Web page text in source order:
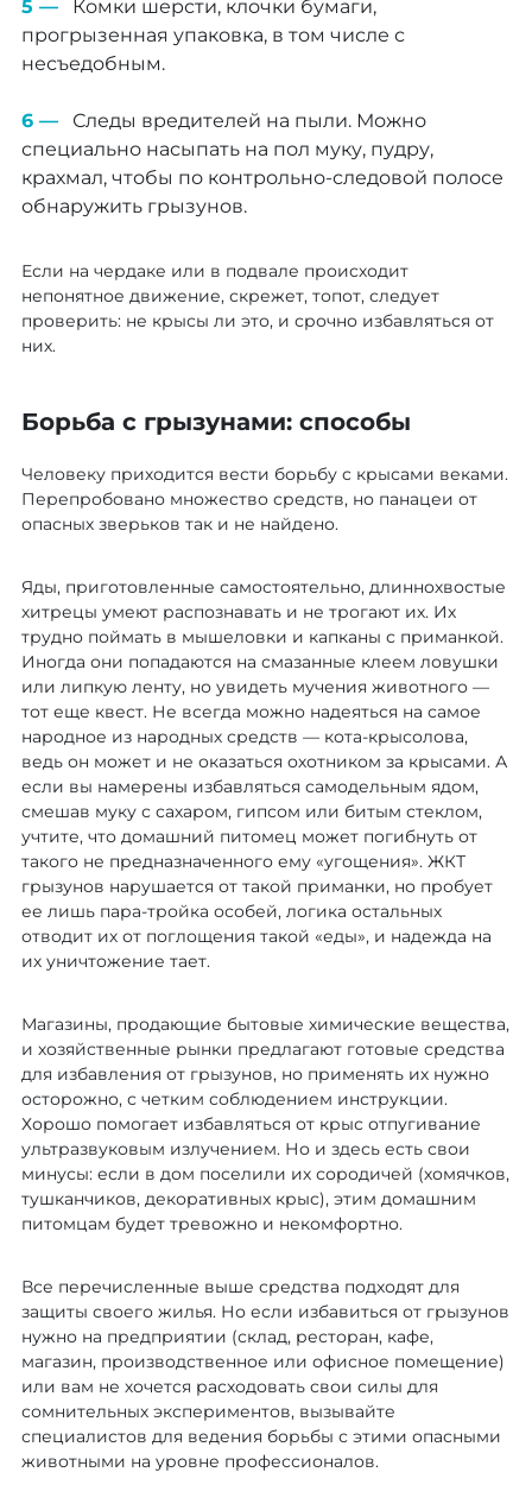
Комки шерсти, клочки бумаги,
прогрызенная упаковка, в том числе с
несъедобным.
Следы вредителей на пыли. Можно
специально насыпать на пол муку, пудру,
крахмал, чтобы по контрольно-следовой полосе
обнаружить грызунов.
Если на чердаке или в подвале происходит
непонятное движение, скрежет, топот, следует
проверить: не крысы ли это, и срочно избавляться от
них.
Борьба с грызунами: способы
Человеку приходится вести борьбу с крысами веками.
Перепробовано множество средств, но панацеи от
опасных зверьков так и не найдено.
Яды, приготовленные самостоятельно, длиннохвостые
хитрецы умеют распознавать и не трогают их. Их
трудно поймать в мышеловки и капканы с приманкой.
Иногда они попадаются на смазанные клеем ловушки
или липкую ленту, но увидеть мучения животного —
тот еще квест. Не всегда можно надеяться на самое
народное из народных средств — кота-крысолова,
ведь он может и не оказаться охотником за крысами. А
если вы намерены избавляться самодельным ядом,
смешав муку с сахаром, гипсом или битым стеклом,
учтите, что домашний питомец может погибнуть от
такого не предназначенного ему «угощения». ЖКТ
грызунов нарушается от такой приманки, но пробует
ее лишь пара-тройка особей, логика остальных
отводит их от поглощения такой «еды», и надежда на
их уничтожение тает.
Магазины, продающие бытовые химические вещества,
и хозяйственные рынки предлагают готовые средства
для избавления от грызунов, но применять их нужно
осторожно, с четким соблюдением инструкции.
Хорошо помогает избавляться от крыс отпугивание
ультразвуковым излучением. Но и здесь есть свои
минусы: если в дом поселили их сородичей (хомячков,
тушканчиков, декоративных крыс), этим домашним
питомцам будет тревожно и некомфортно.
Все перечисленные выше средства подходят для
защиты своего жилья. Но если избавиться от грызунов
нужно на предприятии (склад, ресторан, кафе,
магазин, производственное или офисное помещение)
или вам не хочется расходовать свои силы для
сомнительных экспериментов, вызывайте
специалистов для ведения борьбы с этими опасными
животными на уровне профессионалов.